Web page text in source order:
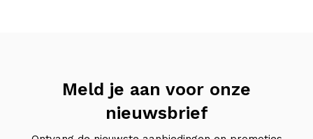
Meld je aan voor onze
nieuwsbrief